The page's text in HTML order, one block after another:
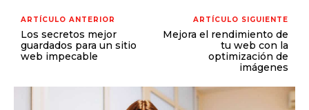
ARTÍCULO ANTERIOR
Los secretos mejor
guardados para un sitio
web impecable
ARTÍCULO SIGUIENTE
Mejora el rendimiento de
tu web con la
optimización de
imágenes